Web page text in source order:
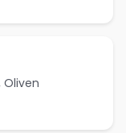
Oliven